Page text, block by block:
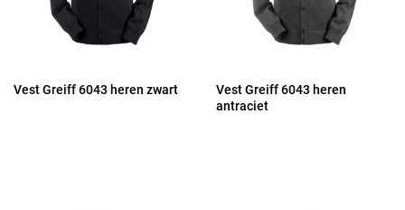
Vest Greiff 6043 heren zwart
Vest Greiff 6043 heren
antraciet